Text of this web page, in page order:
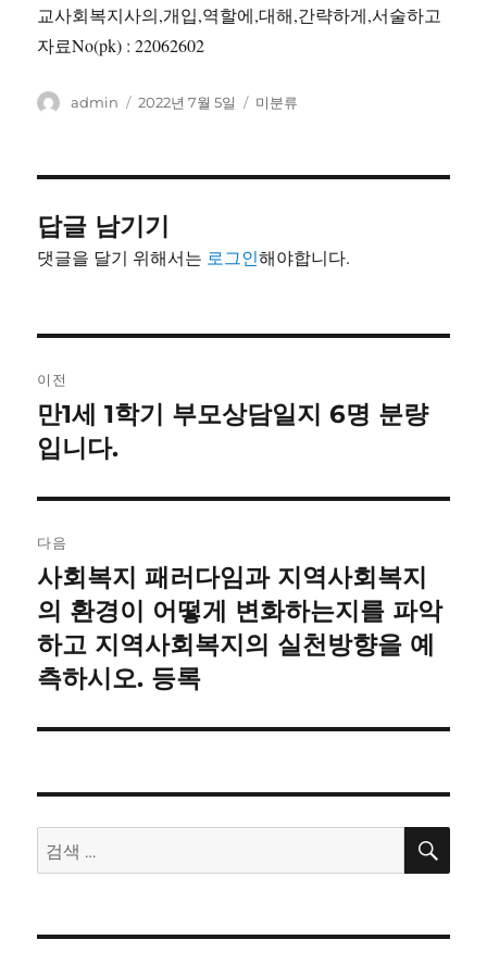
교사회복지사의,개입,역할에,대해,간략하게,서술하고
자료No(pk) : 22062602
글
admin
작
2022년 7월 5일
카
미분류
답글 남기기
댓글을 달기 위해서는 로그인해야합니다.
내
비
게
이
션
이전
이
전
만1세 1학기 부모상담일지 6명 분량
입니다.
다음
다
음
글:
사회복지 패러다임과 지역사회복지
의 환경이 어떻게 변화하는지를 파악
하고 지역사회복지의 실천방향을 예
측하시오. 등록
검
색:
검